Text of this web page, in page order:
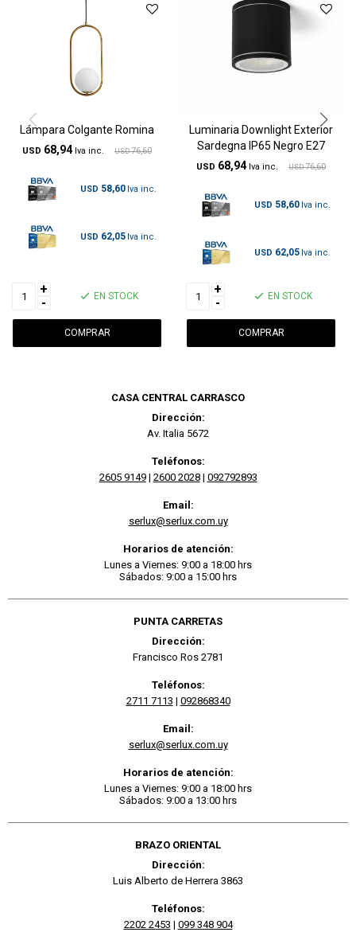
Lámpara Colgante Romina
USD 68,94 USD 76,60
USD 58,60
USD 62,05
+
-
EN STOCK
Luminaria Downlight Exterior
Sardegna IP65 Negro E27
USD 68,94 USD 76,60
USD 58,60
USD 62,05
+
-
EN STOCK
CASA CENTRAL CARRASCO
Dirección:
Av. Italia 5672
Teléfonos:
2605 9149| 2600 2028| 092792893
Email:
serlux@serlux.com.uy
Horarios de atención:
Lunes a Viernes: 9:00 a 18:00 hrs
Sábados: 9:00 a 15:00 hrs
PUNTA CARRETAS
Dirección:
Francisco Ros 2781
Teléfonos:
2711 7113 | 092868340
Email:
serlux@serlux.com.uy
Horarios de atención:
Lunes a Viernes: 9:00 a 18:00 hrs
Sábados: 9:00 a 13:00 hrs
BRAZO ORIENTAL
Dirección:
Luis Alberto de Herrera 3863
Teléfonos:
2202 2453 | 099 348 904